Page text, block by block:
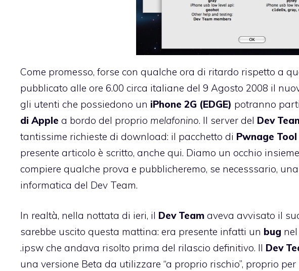
Come promesso, forse con qualche ora di ritardo rispetto a
pubblicato alle ore 6.00 circa italiane del 9 Agosto 2008 il
gli utenti che possiedono un iPhone 2G (EDGE) potranno
di Apple a bordo del proprio melafonino. Il server del Dev
tantissime richieste di download: il pacchetto di Pwnage Tool
presente articolo è scritto, anche qui. Diamo un occhio
compiere qualche prova e pubblicheremo, se necesssario,
informatica del Dev Team.
In realtà, nella nottata di ieri, il Dev Team aveva avvisato il
sarebbe uscito questa mattina: era presente infatti un bug
.ipsw che andava risolto prima del rilascio definitivo. Il Dev
una versione Beta da utilizzare “a proprio rischio”, proprio